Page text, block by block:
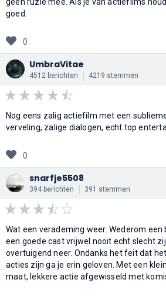
goed.
0
UmbraVitae
4512 berichten 4219 stemmen
Nog eens zalig actiefilm met een
verveling, zalige dialogen, echt top
0
snarfje5508
394 berichten 391 stemmen
Wat een verademing weer. Wederom
een goede cast vrijwel nooit echt slecht
overtuigend neer. Ondanks het feit dat
acties zijn ga je erin geloven. Met een
maat, lekkere actie afgewisseld met